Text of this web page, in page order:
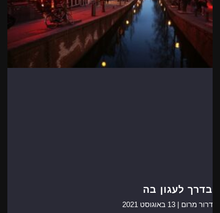
בדרך לעגון בה
דרור מרום | 13 באוגוסט 2021